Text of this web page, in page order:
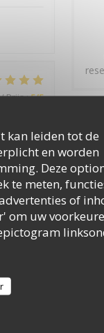
kan leiden tot de
en worden
Deze
te meten,
of
om uw
Prijs:5/5
Prijs: 5 /5
Prijs: 5/5